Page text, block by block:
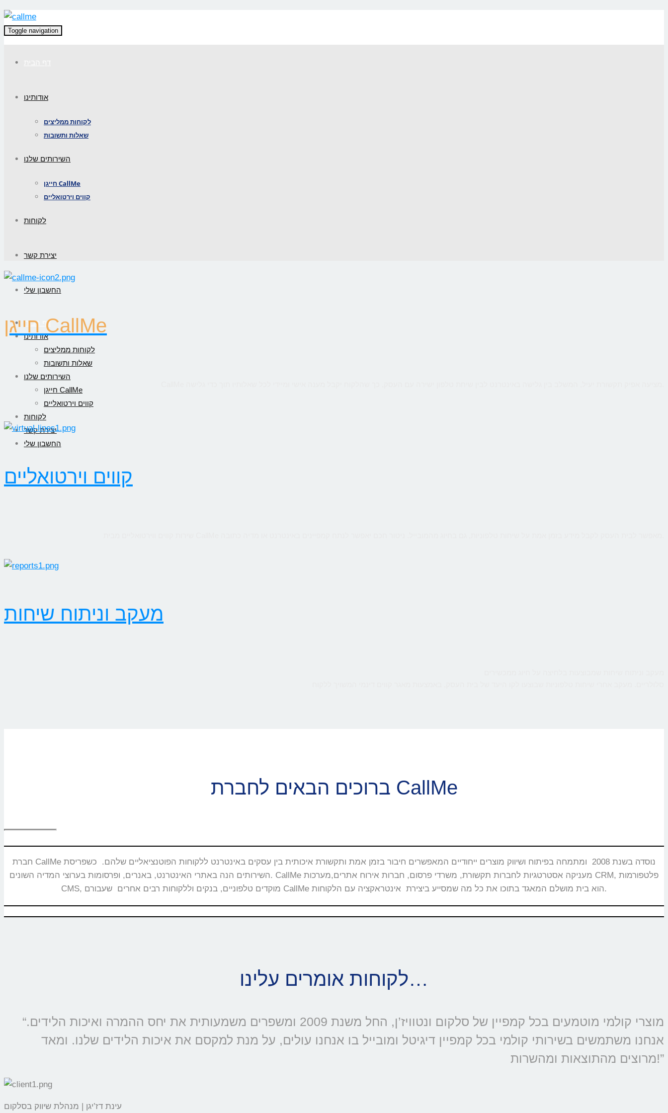
Toggle navigation
אודותינו
לקוחות ממליצים
שאלות ותשובות
השירותים שלנו
חייגן CallMe
קווים וירטואליים
לקוחות
יצירת קשר
החשבון שלי
דף הבית
אודותינו
לקוחות ממליצים
שאלות ותשובות
השירותים שלנו
חייגן CallMe
קווים וירטואליים
לקוחות
יצירת קשר
החשבון שלי
חייגן CallMe
קווים וירטואליים
מעקב וניתוח שיחות
ברוכים הבאים לחברת CallMe
חברת CallMe נוסדה בשנת 2008 ומתמחה בפיתוח ושיווק מוצרים ייחודיים המאפשרים חיבור בזמן אמת ותקשורת איכותית בין עסקים באינטרנט ללקוחות הפוטנציאליים שלהם. כשפריסת
השירותים הנה באתרי האינטרנט, באנרים, ופרסומות בערוצי המדיה השונים. CallMe מעניקה אסטרטגיות לחברות תקשורת, משרדי פרסום, חברות אירוח אתרים,מערכות CRM, פלטפורמות
CMS, מוקדים טלפוניים, בנקים וללקוחות רבים אחרים שעבורם CallMe הוא בית מושלם המאגד בתוכו את כל מה שמסייע ביצירת אינטראקציה עם הלקוחות.
לקוחות אומרים עלינו…
“מוצרי קולמי מוטמעים בכל קמפיין של סלקום ונטוויז’ן, החל משנת 2009 ומשפרים משמעותית את יחס ההמרה ואיכות הלידים.
אנחנו משתמשים בשירותי קולמי בכל קמפיין דיגיטל ומובייל בו אנחנו עולים, על מנת למקסם את איכות הלידים שלנו. ומאד
מרוצים מהתוצאות ומהשרות!”
עינת דז’יגן | מנהלת שיווק בסלקום